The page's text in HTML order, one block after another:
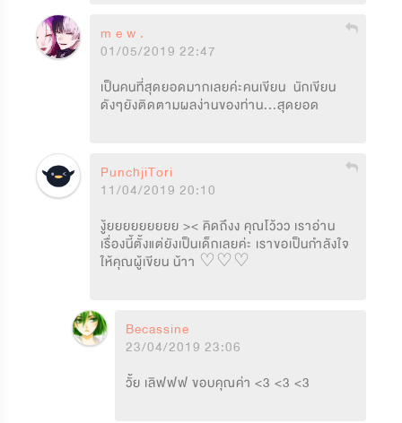
m e w .
01/05/2019 22:47
เป็นคนที่สุดยอดมากเลยค่ะคนเขียน  นักเขียน
ดังๆยังติดตามผลง่านของท่าน...สุดยอด
PunchjiTori
11/04/2019 20:10
งู้ยยยยยยยยย >< คิดถึงง คุณโว้วว เราอ่าน
เรื่องนี้ตั้งแต่ยังเป็นเด็กเลยค่ะ เราขอเป็นกำลังใจ
ให้คุณผู้เขียน น้าา ♡♡♡
Becassine
23/04/2019 23:06
วั้ย เลิฟฟฟ ขอบคุณค่า <3 <3 <3